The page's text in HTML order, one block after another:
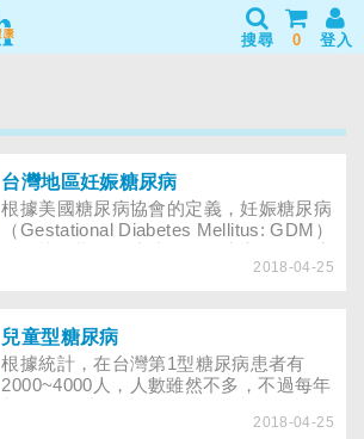
搜尋 0 登入
台灣地區妊娠糖尿病
根據美國糖尿病協會的定義，妊娠糖尿病
（Gestational Diabetes Mellitus: GDM）
的糖代謝異常現象。此定義適用於胰島素
現之糖代謝異常。1979年世界衛生組織
將妊娠糖尿病列入糖尿病的一個獨立類
型；美國糖尿病協會前後召開四次妊娠糖
尿病國際會議，就診斷基準、流行病學、
病態生理學，以及治療、孕期併發症等，
2018-04-25
兒童型糖尿病
根據統計，在台灣第1型糖尿病患者有
2000~4000人，人數雖然不多，不過每年
兒童、青少年時期，無論是從病理、療程
2018-04-25